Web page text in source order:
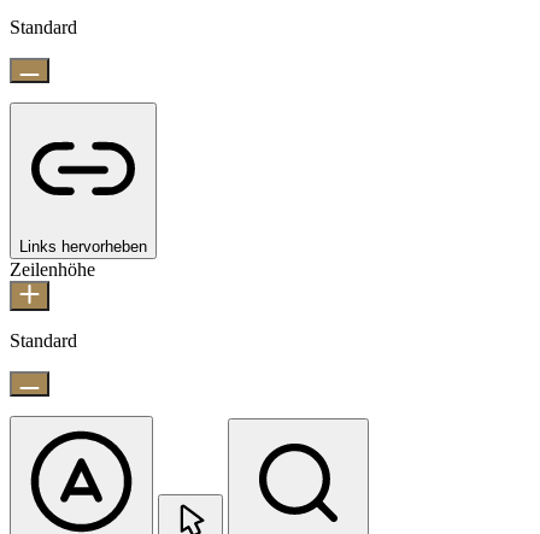
Standard
Links hervorheben
Zeilenhöhe
Standard